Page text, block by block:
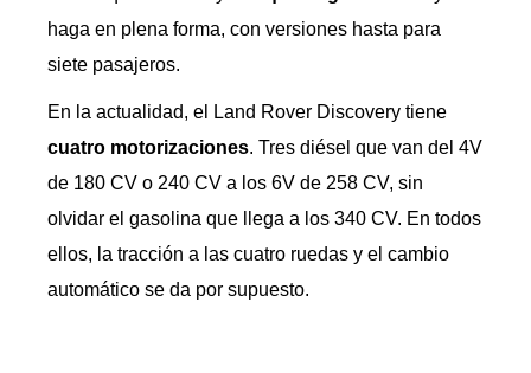
haga en plena forma, con versiones hasta para
siete pasajeros.
En la actualidad, el Land Rover Discovery tiene
cuatro motorizaciones. Tres diésel que van del 4V
de 180 CV o 240 CV a los 6V de 258 CV, sin
olvidar el gasolina que llega a los 340 CV. En todos
ellos, la tracción a las cuatro ruedas y el cambio
automático se da por supuesto.